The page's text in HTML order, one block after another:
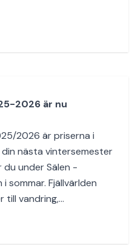
2026 är nu
2026 är priserna i
nästa vintersemester
du under Sälen -
sommar. Fjällvärlden
till vandring,…